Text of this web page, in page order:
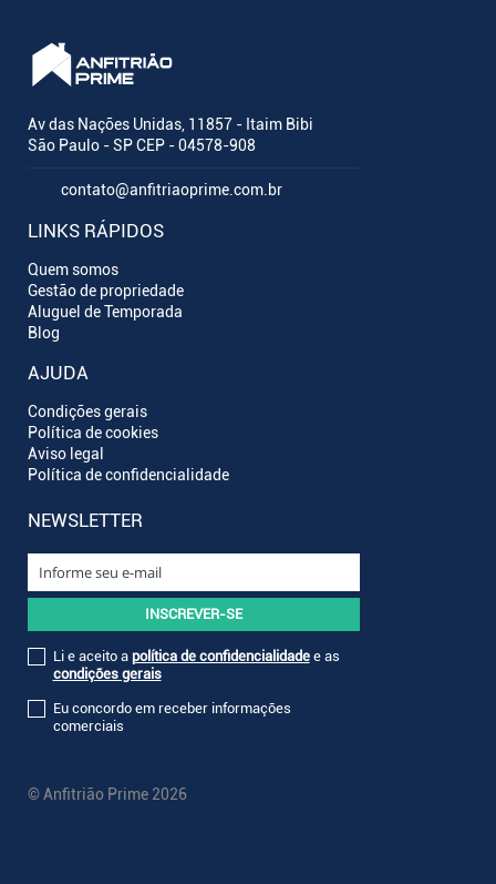
Av das Nações Unidas, 11857 - Itaim Bibi
São Paulo - SP CEP - 04578-908
contato@anfitriaoprime.com.br
LINKS RÁPIDOS
Quem somos
Gestão de propriedade
Aluguel de Temporada
Blog
AJUDA
Condições gerais
Política de cookies
Aviso legal
Política de confidencialidade
NEWSLETTER
Li e aceito a política de confidencialidadee as
condições gerais
Eu concordo em receber informações
comerciais
© Anfitrião Prime 2026